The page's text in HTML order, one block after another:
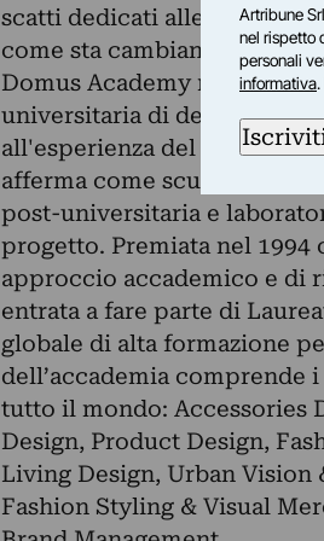
scatti dedicati alle strutture
come sta cambiando il
Domus Academy nasce a
universitaria di design in
all'esperienza del Design e
afferma come scuola nel
post-universitaria e
progetto. Premiata nel 1994
approccio accademico e di
entrata a fare parte di
globale di alta formazione
dell’accademia comprende
tutto il mondo: Accessories
Design, Product Design,
Living Design, Urban Vision
Fashion Styling & Visual
Artribune
nel rispetto
personali
informativa